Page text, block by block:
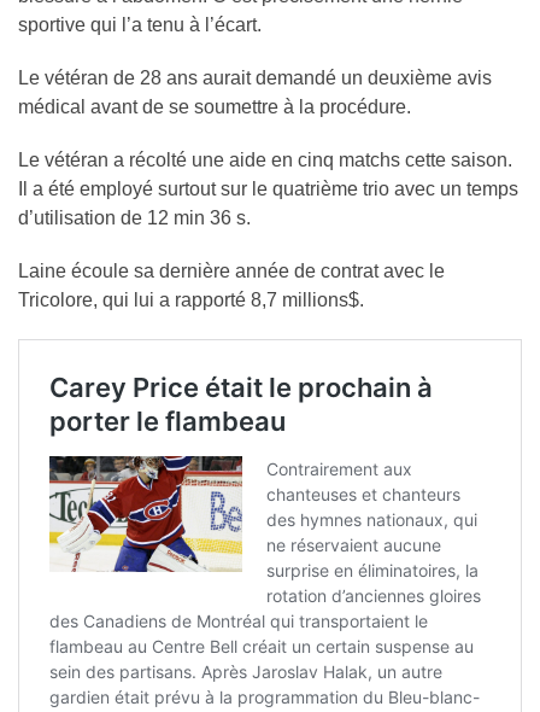
sportive qui l’a tenu à l’écart.
Le vétéran de 28 ans aurait demandé un deuxième avis
médical avant de se soumettre à la procédure.
Le vétéran a récolté une aide en cinq matchs cette saison.
Il a été employé surtout sur le quatrième trio avec un temps
d’utilisation de 12 min 36 s.
Laine écoule sa dernière année de contrat avec le
Tricolore, qui lui a rapporté 8,7 millions$.